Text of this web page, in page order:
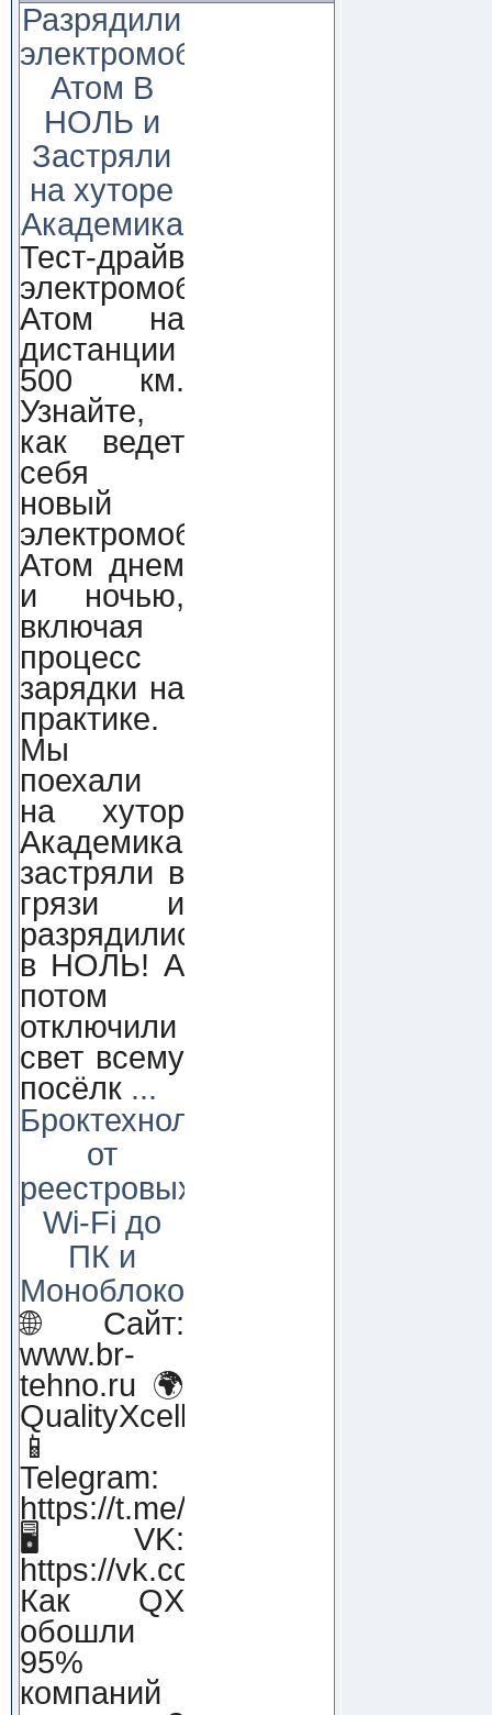
Разрядили
электромобиль
Атом В
НОЛЬ и
Застряли
на хуторе
Академика
Тест-драйв
электромобиля
Атом на
дистанции
500 км.
Узнайте,
как ведет
себя
новый
электромобиль
Атом днем
и ночью,
включая
процесс
зарядки на
практике.
Мы
поехали
на хутор
Академика,
застряли в
грязи и
разрядились
в НОЛЬ! А
потом
отключили
свет всему
посёлк ...
Броктехнолоджи:
от
реестровых
Wi-Fi до
ПК и
Моноблоков!
🌐 Сайт:
www.br-
tehno.ru 🌍
QualityXcellence.ru
📱
Telegram:
https://t.me/qx_lab_IT
🖥 VK:
https://vk.com/qualityxcellenc
Как QX
обошли
95%
компаний